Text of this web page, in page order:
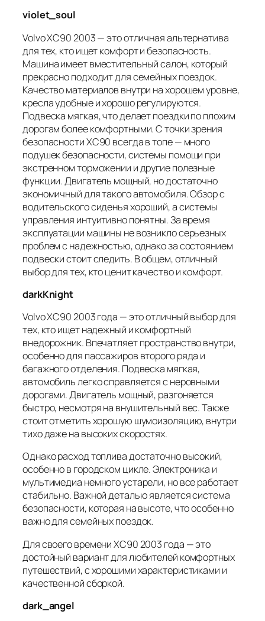
violet_soul
Volvo XC90 2003 — это отличная альтернатива
для тех, кто ищет комфорт и безопасность.
Машина имеет вместительный салон, который
прекрасно подходит для семейных поездок.
Качество материалов внутри на хорошем уровне,
кресла удобные и хорошо регулируются.
Подвеска мягкая, что делает поездки по плохим
дорогам более комфортными. С точки зрения
безопасности XC90 всегда в топе — много
подушек безопасности, системы помощи при
экстренном торможении и другие полезные
функции. Двигатель мощный, но достаточно
экономичный для такого автомобиля. Обзор с
водительского сиденья хороший, а системы
управления интуитивно понятны. За время
эксплуатации машины не возникло серьезных
проблем с надежностью, однако за состоянием
подвески стоит следить. В общем, отличный
выбор для тех, кто ценит качество и комфорт.
darkKnight
Volvo XC90 2003 года — это отличный выбор для
тех, кто ищет надежный и комфортный
внедорожник. Впечатляет пространство внутри,
особенно для пассажиров второго ряда и
багажного отделения. Подвеска мягкая,
автомобиль легко справляется с неровными
дорогами. Двигатель мощный, разгоняется
быстро, несмотря на внушительный вес. Также
стоит отметить хорошую шумоизоляцию, внутри
тихо даже на высоких скоростях.
Однако расход топлива достаточно высокий,
особенно в городском цикле. Электроника и
мультимедиа немного устарели, но все работает
стабильно. Важной деталью является система
безопасности, которая на высоте, что особенно
важно для семейных поездок.
Для своего времени XC90 2003 года — это
достойный вариант для любителей комфортных
путешествий, с хорошими характеристиками и
качественной сборкой.
dark_angel